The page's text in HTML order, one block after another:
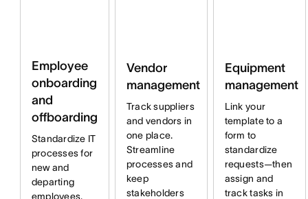
Employee
onboarding
and
offboarding
Standardize IT
processes for
new and
departing
employees,
Vendor
management
Track suppliers
and vendors in
one place.
Streamline
processes and
keep
stakeholders
Equipment
management
Link your
template to a
form to
standardize
requests—then
assign and
track tasks in